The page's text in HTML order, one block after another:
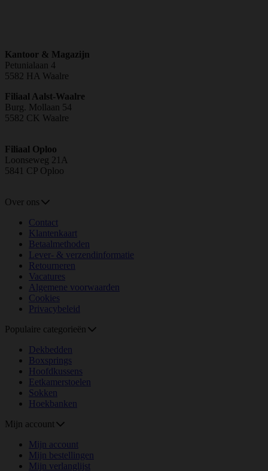
Kantoor & Magazijn
Petunialaan 4
5582 HA Waalre
Filiaal Aalst-Waalre
Burg. Mollaan 54
5582 CK Waalre
Filiaal Oploo
Loonseweg 21A
5841 CP Oploo
Over ons
Contact
Klantenkaart
Betaalmethoden
Lever- & verzendinformatie
Retourneren
Vacatures
Algemene voorwaarden
Cookies
Privacybeleid
Populaire categorieën
Dekbedden
Boxsprings
Hoofdkussens
Eetkamerstoelen
Sokken
Hoekbanken
Mijn account
Mijn account
Mijn bestellingen
Mijn verlanglijst